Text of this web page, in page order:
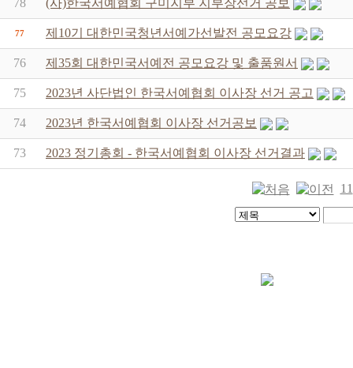
78 (사)한국서예협회 구미지부 지부장선거 공보
77 제10기 대한민국청년서예가선발전 공모요강
76 제35회 대한민국서예전 공모요강 및 출품원서
75 2023년 사단법인 한국서예협회 이사장 선거 공고
74 2023년 한국서예협회 이사장 선거공보
73 2023 정기총회 - 한국서예협회 이사장 선거결과
11